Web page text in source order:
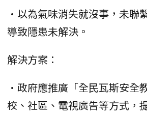
•以為氣味消失就沒事，未聯
導致隱患未解決。
解決方案：
•政府應推廣「全民瓦斯安全
校、社區、電視廣告等方式，